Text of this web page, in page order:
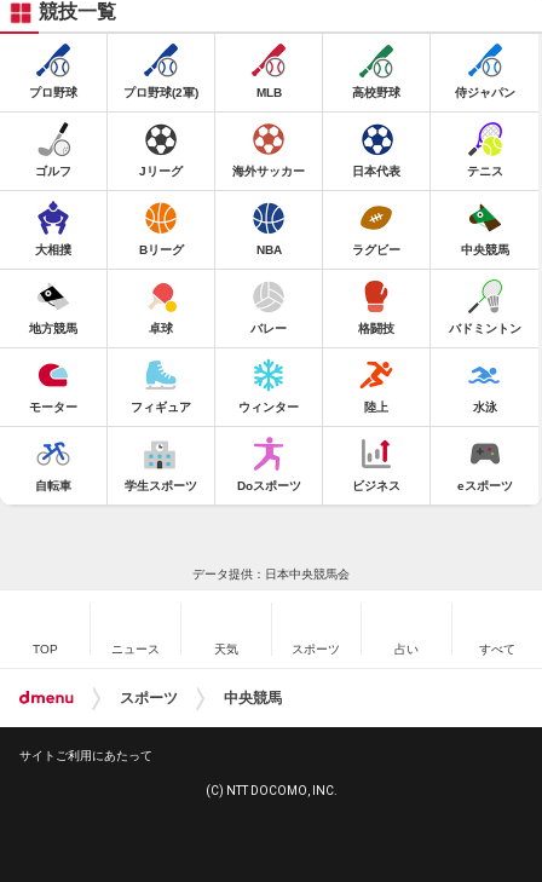
競技一覧
プロ野球 プロ野球(2軍) MLB 高校野球 侍ジャパン
ゴルフ Jリーグ 海外サッカー 日本代表 テニス
大相撲 Bリーグ NBA ラグビー 中央競馬
地方競馬 卓球 バレー 格闘技 バドミントン
モーター フィギュア ウィンター 陸上 水泳
自転車 学生スポーツ Doスポーツ ビジネス eスポーツ
データ提供：日本中央競馬会
TOP ニュース 天気 スポーツ 占い すべて
スポーツ 中央競馬
サイトご利用にあたって
(C) NTT DOCOMO, INC.